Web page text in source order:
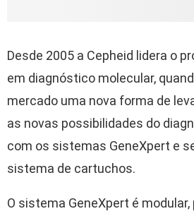
Desde 2005 a Cepheid lidera o
em diagnóstico molecular,
mercado uma nova forma de
as novas possibilidades do
com os sistemas GeneXpert e
sistema de cartuchos.
O sistema GeneXpert é